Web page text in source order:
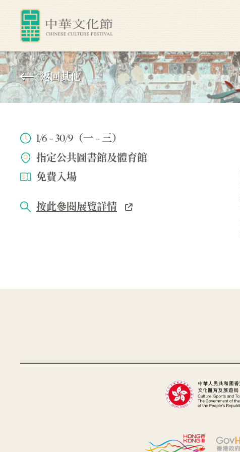
返回其他
1/6 – 30/9（一 – 三）
指定公共圖書館及體育館
免費入場
按此參閱展覽詳情